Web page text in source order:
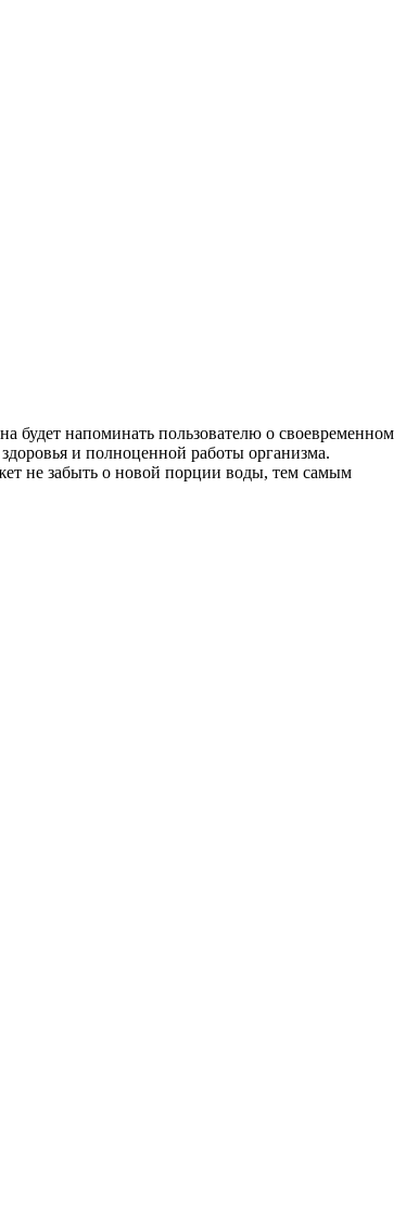
будет напоминать пользователю о своевременном
и полноценной работы организма.
не забыть о новой порции воды, тем самым